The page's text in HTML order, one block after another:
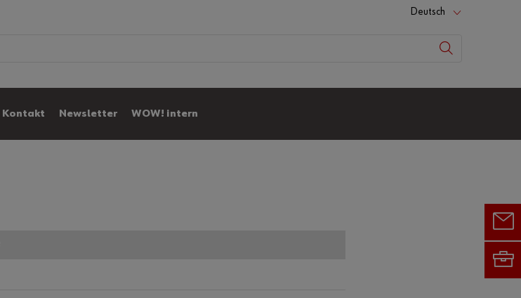
Deutsch
Kontakt Newsletter WOW! intern